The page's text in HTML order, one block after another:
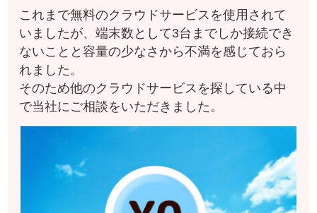
これまで無料のクラウドサービスを使用されて
いましたが、端末数として3台までしか接続でき
ないことと容量の少なさから不満を感じておら
れました。
そのため他のクラウドサービスを探している中
で当社にご相談をいただきました。